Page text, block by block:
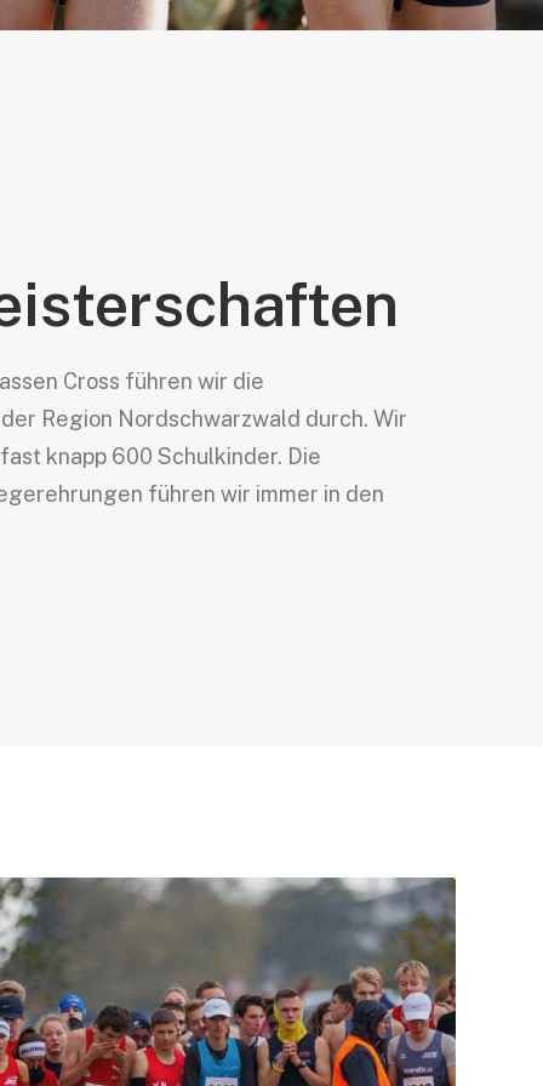
Cross führen wir die
Region Nordschwarzwald durch. Wir
knapp 600 Schulkinder. Die
führen wir immer in den